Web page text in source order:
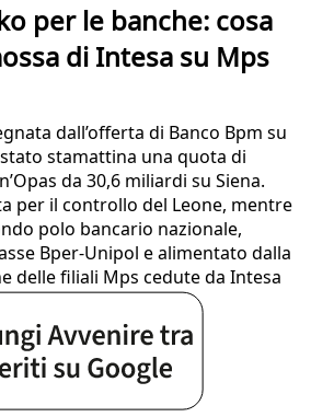
per le banche: cosa
di Intesa su Mps
dall’offerta di Banco Bpm su
stamattina una quota di
da 30,6 miliardi su Siena.
per il controllo del Leone, mentre
polo bancario nazionale,
Bper-Unipol e alimentato dalla
delle filiali Mps cedute da Intesa